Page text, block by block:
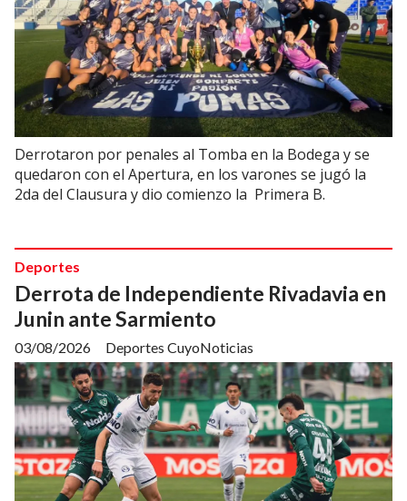
Derrotaron por penales al Tomba en la Bodega y se
quedaron con el Apertura, en los varones se jugó la
2da del Clausura y dio comienzo la Primera B.
Derrota de Independiente Rivadavia en
Junin ante Sarmiento
Deportes CuyoNoticias
Deportes
03/08/2026